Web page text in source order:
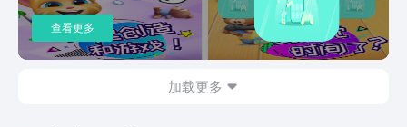
查看更多
加载更多